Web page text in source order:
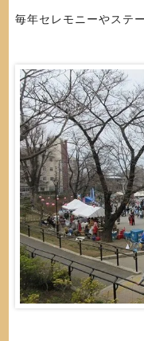
毎年セレモニーやステ